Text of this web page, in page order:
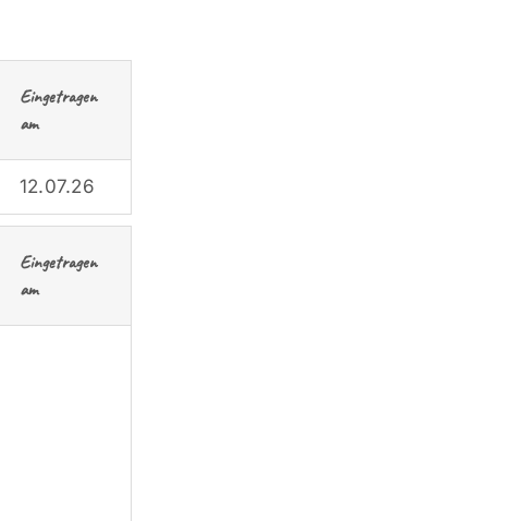
Eingetragen
am
12.07.26
Eingetragen
am